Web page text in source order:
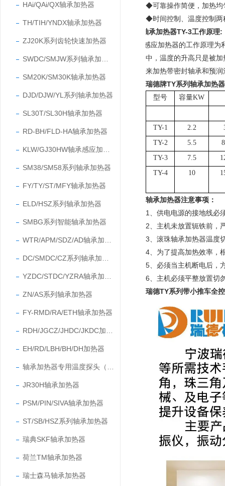
HAi/QAi/QX轴承加热器
TH/TIH/YNDX轴承加热器
ZJ20K系列齿轮快速加热器
SM20K/SM30K轴承加热器
DJD/DJW/YL系列轴承加热器
SL30T/SL30H轴承加热器
RD-BH/FLD-HA轴承加热器
SM38/SM58系列轴承加热器
FY/TY/ST/MFY轴承加热器
ELD/HSZ系列轴承加热器
SMBG系列智能轴承加热器
ZN/AS系列轴承加热器
FY-RMD/RA/ETH轴承加热器
EH/RD/LBH/BH/DH加热器
JR30H轴承加热器
PSM/PIN/SIVA轴承加热器
ST/SB/HSZ系列轴承加热器
瑞典SKF轴承加热器
荷兰TM轴承加热器
瑞士森马轴承加热器
◆可靠操作简便，加热均
◆时间控制、温度控制两
轴承加热器TY-3工作原理:
感应加热器的工作原理为
中，温度的升高只是被
来加热带密封轴承和预润
瑞德牌TY系列轴承加热
型号
容量KW
TY-1
2.2
TY-2
5.5
TY-3
7.5
TY-4
10
轴承加热器注意事项 ：
1、供电电源的接地线必
2、主机未放置轭铁前，
3、滚珠轴承加热器温度
4、为了提高加热效率，
5、必须当主机断电后，
6、 主机必须平整放置切
瑞德TY系列带小推车全